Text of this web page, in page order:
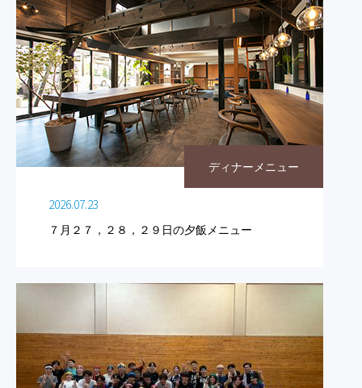
ディナーメニュー
2026.07.23
７月２７，２８，２９日の夕飯メニュー